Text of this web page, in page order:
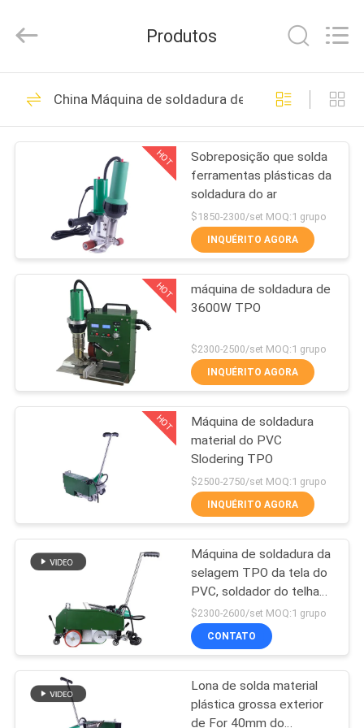
PARA
CASA
PRODUTOS
SOBRE
VISITA
FÁBRICA
CONTROLE
QUALIDADE
CONTACTE-
NOS
BLOGUE
SOLICITE
Hebei
Mingmai
All
Reserved.
Máquina hidráulica
da solda por fusão
da extremidade
115
Máquina da solda
por fusão da
extremidade da
tubulação do HDPE
87
Máquina de
soldadura de
Electrofusion
Máquina de
soldadura de
Geomembrane
122
Produtos
China Máquina de soldadura de TPO
HOT
Sobreposição que solda
ferramentas plásticas da
soldadura do ar
$1850-2300/set MOQ:1 grupo
INQUÉRITO AGORA
HOT
máquina de soldadura de
3600W TPO
$2300-2500/set MOQ:1 grupo
INQUÉRITO AGORA
HOT
Máquina de soldadura
material do PVC
Slodering TPO
$2500-2750/set MOQ:1 grupo
INQUÉRITO AGORA
Máquina de soldadura da
selagem TPO da tela do
PVC, soldador do telhado
de 220V Tpo
$2300-2600/set MOQ:1 grupo
CONTATO
Lona de solda material
plástica grossa exterior
de For 40mm do